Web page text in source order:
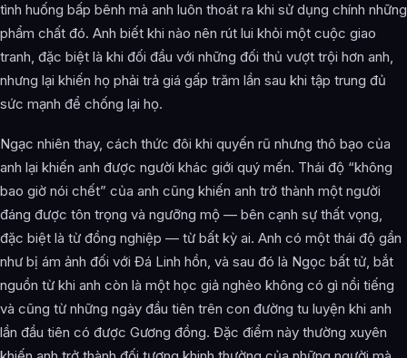
tình huống bấp bênh mà anh luôn thoát ra khi sử dụng chính những
phẩm chất đó. Anh biết khi nào nên rút lui khỏi một cuộc giao
tranh, đặc biệt là khi đối đầu với những đối thủ vượt trội hơn anh,
nhưng lại khiến họ phải trả giá gấp trăm lần sau khi tập trung đủ
sức mạnh để chống lại họ.
Ngạc nhiên thay, cách thức đôi khi quyến rũ nhưng thô bạo của
anh lại khiến anh được người khác giới quý mến. Thái độ “không
bao giờ nói chết” của anh cũng khiến anh trở thành một người
đáng được tôn trọng và ngưỡng mộ — bên cạnh sự thất vọng,
đặc biệt là từ đồng nghiệp — từ bất kỳ ai. Anh có một thái độ gần
như bị ám ảnh đối với Đá Linh hồn, và sau đó là Ngọc bất tử, bắt
nguồn từ khi anh còn là một học giả nghèo không có gì nổi tiếng
và cũng từ những ngày đầu tiên trên con đường tu luyện khi anh
lần đầu tiên có được Gương đồng. Đặc điểm này thường xuyên